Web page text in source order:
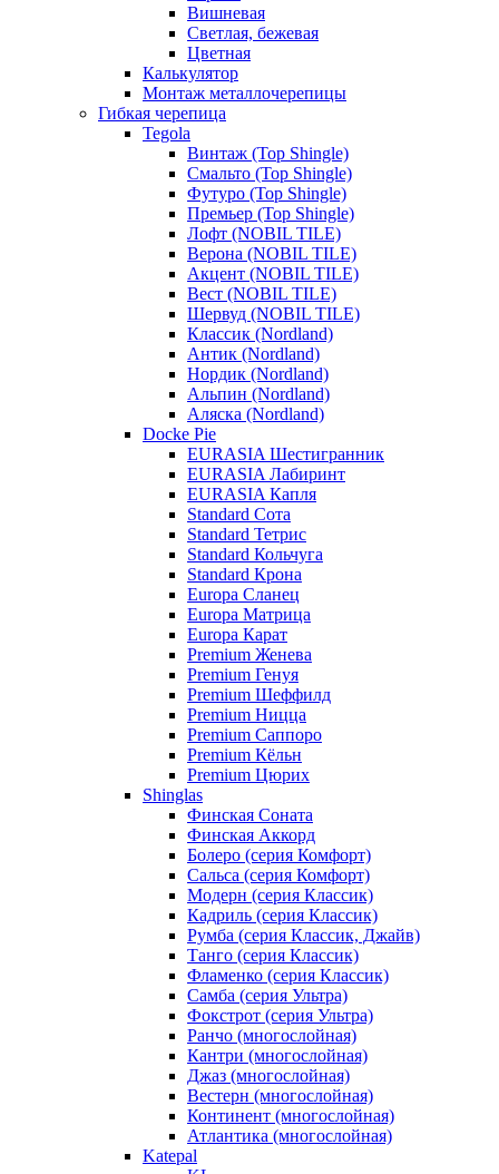
Вишневая
Светлая, бежевая
Цветная
Калькулятор
Монтаж металлочерепицы
Гибкая черепица
Tegola
Винтаж (Top Shingle)
Смальто (Top Shingle)
Футуро (Top Shingle)
Премьер (Top Shingle)
Лофт (NOBIL TILE)
Верона (NOBIL TILE)
Акцент (NOBIL TILE)
Вест (NOBIL TILE)
Шервуд (NOBIL TILE)
Классик (Nordland)
Антик (Nordland)
Нордик (Nordland)
Альпин (Nordland)
Аляска (Nordland)
Docke Pie
EURASIA Шестигранник
EURASIA Лабиринт
EURASIA Капля
Standard Сота
Standard Тетрис
Standard Кольчуга
Standard Крона
Europa Сланец
Europa Матрица
Europa Карат
Premium Женева
Premium Генуя
Premium Шеффилд
Premium Ницца
Premium Саппоро
Premium Кёльн
Premium Цюрих
Shinglas
Финская Соната
Финская Аккорд
Болеро (серия Комфорт)
Сальса (серия Комфорт)
Модерн (серия Классик)
Кадриль (серия Классик)
Румба (серия Классик, Джайв)
Танго (серия Классик)
Фламенко (серия Классик)
Самба (серия Ультра)
Фокстрот (серия Ультра)
Ранчо (многослойная)
Кантри (многослойная)
Джаз (многослойная)
Вестерн (многослойная)
Континент (многослойная)
Атлантика (многослойная)
Katepal